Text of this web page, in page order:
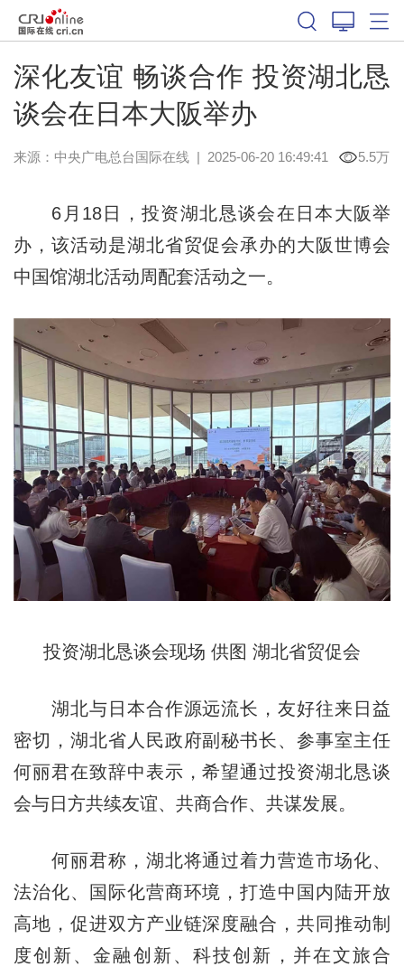
深化友谊 畅谈合作 投资湖北恳
谈会在日本大阪举办
来源：中央广电总台国际在线| 2025-06-20 16:49:41 5.5万
6月18日，投资湖北恳谈会在日本大阪举
办，该活动是湖北省贸促会承办的大阪世博会
中国馆湖北活动周配套活动之一。
投资湖北恳谈会现场 供图 湖北省贸促会
湖北与日本合作源远流长，友好往来日益
密切，湖北省人民政府副秘书长、参事室主任
何丽君在致辞中表示，希望通过投资湖北恳谈
会与日方共续友谊、共商合作、共谋发展。
何丽君称，湖北将通过着力营造市场化、
法治化、国际化营商环境，打造中国内陆开放
高地，促进双方产业链深度融合，共同推动制
度创新、金融创新、科技创新，并在文旅合